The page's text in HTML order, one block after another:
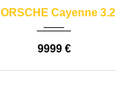
189000
Cayenne 3.2
9999 €